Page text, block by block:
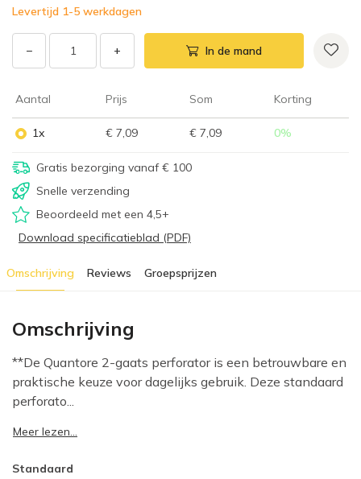
Levertijd 1-5 werkdagen
− + In de mand
Aantal Prijs Som Korting
1x € 7,09 € 7,09 0%
Gratis bezorging vanaf € 100
Snelle verzending
Beoordeeld met een 4,5+
Download specificatieblad (PDF)
Omschrijving Reviews Groepsprijzen
Omschrijving
**De Quantore 2-gaats perforator is een betrouwbare en
praktische keuze voor dagelijks gebruik. Deze standaard
perforato...
Meer lezen...
Standaard